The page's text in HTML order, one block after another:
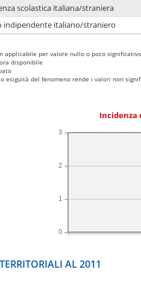
scolastica italiana/straniera
indipendente italiano/straniero
applicabile per valore nullo o poco
disponibile
o esiguità del fenomeno rende i valori non
Incidenza
0
1
2
3
AL 2011